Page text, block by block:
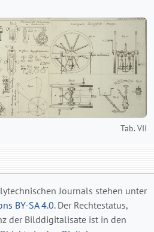
Tab. VII
Journals stehen unter
BY-SA 4.0. Der Rechtestatus,
der Bilddigitalisate ist in den